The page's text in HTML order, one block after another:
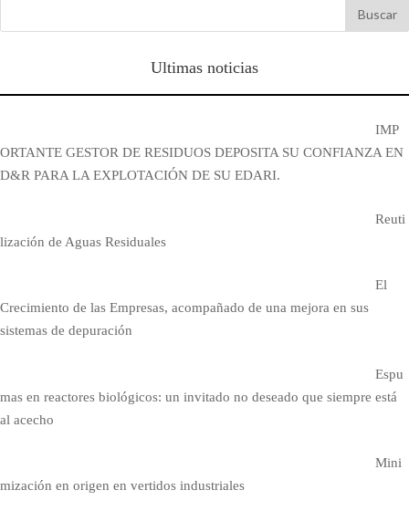
Ultimas noticias
IMP
ORTANTE GESTOR DE RESIDUOS DEPOSITA SU CONFIANZA EN
D&R PARA LA EXPLOTACIÓN DE SU EDARI.
Reuti
lización de Aguas Residuales
El
Crecimiento de las Empresas, acompañado de una mejora en sus
sistemas de depuración
Espu
mas en reactores biológicos: un invitado no deseado que siempre está
al acecho
Mini
mización en origen en vertidos industriales